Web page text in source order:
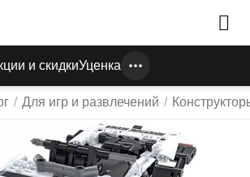
и скидкиУценка
/ Для игр и развлечений /